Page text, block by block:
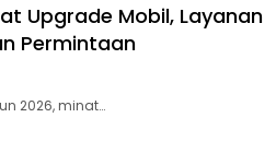
Upgrade Mobil, Layanan
Permintaan
2026, minat…